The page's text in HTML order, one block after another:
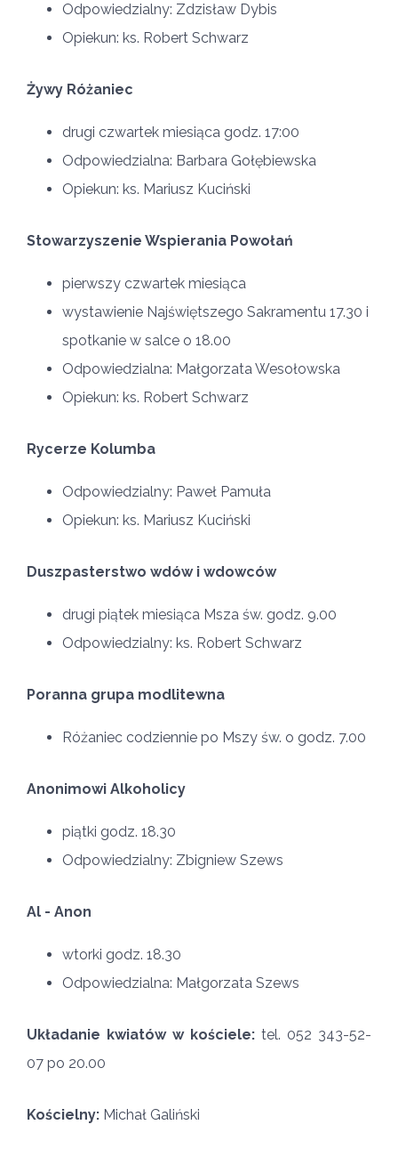
Odpowiedzialny: Zdzisław Dybis
Opiekun: ks. Robert Schwarz
Żywy Różaniec
drugi czwartek miesiąca godz. 17:00
Odpowiedzialna: Barbara Gołębiewska
Opiekun: ks. Mariusz Kuciński
Stowarzyszenie Wspierania Powołań
pierwszy czwartek miesiąca
wystawienie Najświętszego Sakramentu 17.30 i
spotkanie w salce o 18.00
Odpowiedzialna: Małgorzata Wesołowska
Opiekun: ks. Robert Schwarz
Rycerze Kolumba
Odpowiedzialny: Paweł Pamuła
Opiekun: ks. Mariusz Kuciński
Duszpasterstwo wdów i wdowców
drugi piątek miesiąca Msza św. godz. 9.00
Odpowiedzialny: ks. Robert Schwarz
Poranna grupa modlitewna
Różaniec codziennie po Mszy św. o godz. 7.00
Anonimowi Alkoholicy
piątki godz. 18.30
Odpowiedzialny: Zbigniew Szews
Al - Anon
wtorki godz. 18.30
Odpowiedzialna: Małgorzata Szews
Układanie kwiatów w kościele: tel. 052 343-52-
07 po 20.00
Kościelny: Michał Galiński